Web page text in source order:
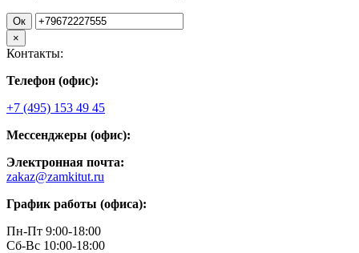
Ок
×
Контакты:
Телефон (офис):
+7 (495) 153 49 45
Мессенджеры (офис):
Электронная почта:
zakaz@zamkitut.ru
График работы (офиса):
Пн-Пт 9:00-18:00
Сб-Вс 10:00-18:00